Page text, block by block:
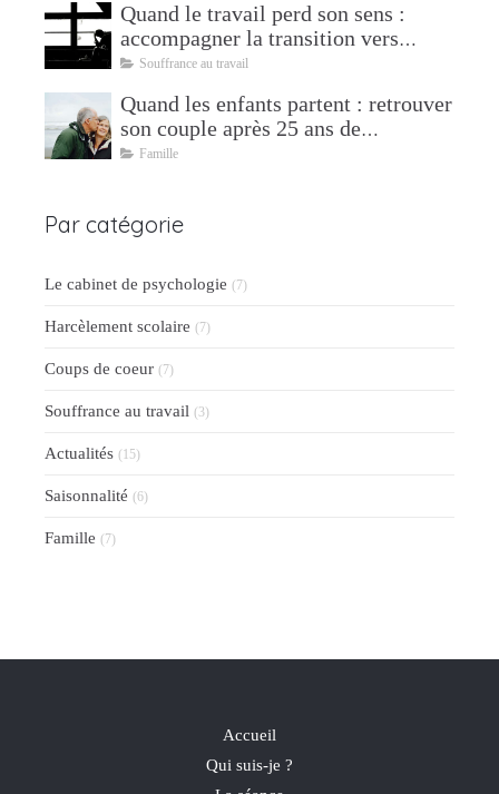
Quand le travail perd son sens :
accompagner la transition vers
l'après
Souffrance au travail
Quand les enfants partent : retrouver
son couple après 25 ans de
parentalité
Famille
Par catégorie
Le cabinet de psychologie (7)
Harcèlement scolaire (7)
Coups de coeur (7)
Souffrance au travail (3)
Actualités (15)
Saisonnalité (6)
Famille (7)
Accueil
Qui suis-je ?